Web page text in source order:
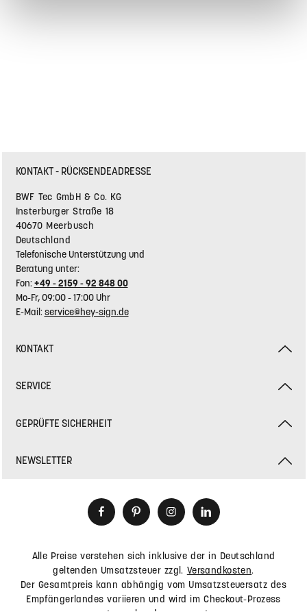
KONTAKT - RÜCKSENDEADRESSE
BWF Tec GmbH & Co. KG
Insterburger Straße 18
40670 Meerbusch
Deutschland
Telefonische Unterstützung und
Beratung unter:
Fon:+49 - 2159 - 92 848 00
Mo-Fr, 09:00 - 17:00 Uhr
E-Mail:service@hey-sign.de
KONTAKT
SERVICE
GEPRÜFTE SICHERHEIT
NEWSLETTER
Alle Preise verstehen sich inklusive der in Deutschland
geltenden Umsatzsteuer zzgl. Versandkosten.
Der Gesamtpreis kann abhängig vom Umsatzsteuersatz des
Empfängerlandes variieren und wird im Checkout-Prozess